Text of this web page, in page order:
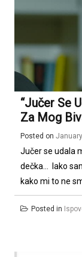
“Jučer Se
Za Mog
Posted on
Jučer se udala
dečka… Iako
kako mi to ne
Posted in